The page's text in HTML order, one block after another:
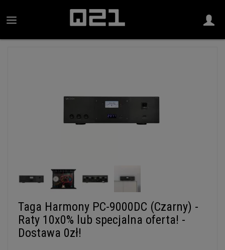
Taga Harmony PC-9000DC (Czarny) -
Raty 10x0% lub specjalna oferta! -
Dostawa 0zł!